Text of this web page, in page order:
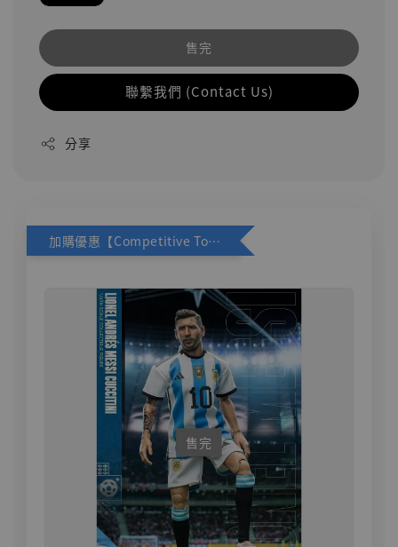
售完
聯繫我們 (Contact Us)
分享
加購優惠【Competitive Toys 梅西 [CM001]】
售完